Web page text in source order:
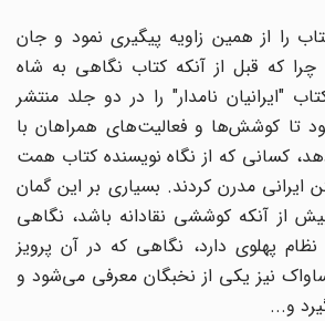
را از همین زاویه پیگیری نمود و جان
که قبل از آنکه کتاب نگاهی به شاه
"ایرانیان نامدار" را در دو جلد منتشر
تا کوشش‌ها و فعالیت‌های همراهان با
کسانی که از نگاه نویسنده کتاب همت
مدرن کردند. بسیاری بر این گمان
از آنکه کوششی نقادانه باشد، نگاهی
پهلوی دارد، نگاهی که در آن پرویز
نیز یکی از نخبگان معرفی می‌شود و
و...